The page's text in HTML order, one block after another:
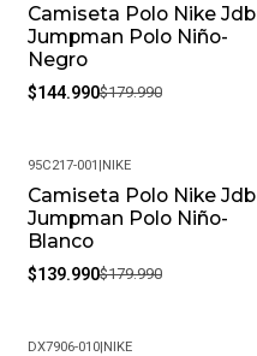
-19%
Camiseta Polo Nike Jdb
Jumpman Polo Niño-
Negro
$144.990$179.990
-22%
95C217-001 |NIKE
Camiseta Polo Nike Jdb
Jumpman Polo Niño-
Blanco
$139.990$179.990
DX7906-010|NIKE